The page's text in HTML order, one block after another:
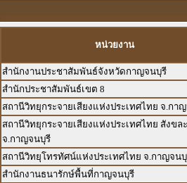
หน่วยงาน
สำนักงานประชาสัมพันธ์จังหวัดกาญจนบุรี
สำนักประชาสัมพันธ์เขต 8
สถานีวิทยุกระจายเสียงแห่งประเทศไทย จ.กา
สถานีวิทยุกระจายเสียงแห่งประเทศไทย สังขล
จ.กาญจนบุรี
สถานีวิทยุโทรทัศน์แห่งประเทศไทย จ.กาญจน
สำนักงานธนารักษ์พื้นที่กาญจนบุรี